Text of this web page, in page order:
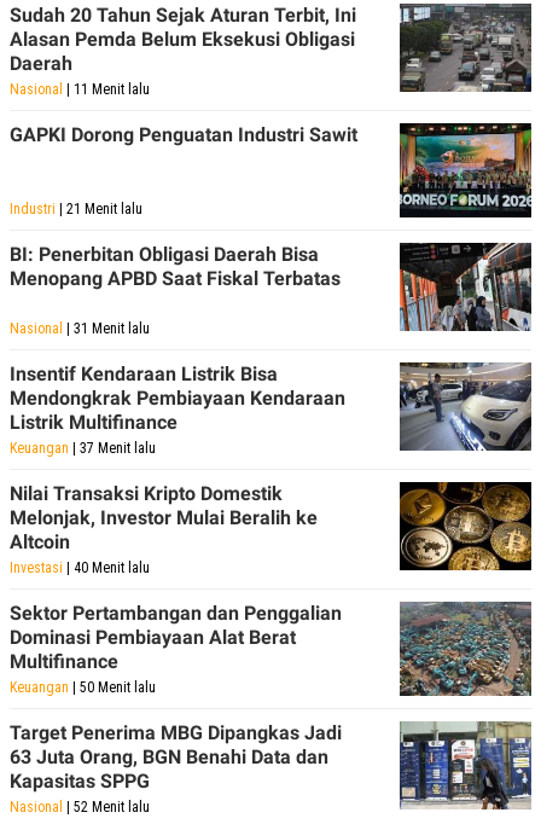
Sudah 20 Tahun Sejak Aturan Terbit, Ini
Alasan Pemda Belum Eksekusi Obligasi
Daerah
Nasional | 11 Menit lalu
GAPKI Dorong Penguatan Industri Sawit
Industri | 21 Menit lalu
BI: Penerbitan Obligasi Daerah Bisa
Menopang APBD Saat Fiskal Terbatas
Nasional | 31 Menit lalu
Insentif Kendaraan Listrik Bisa
Mendongkrak Pembiayaan Kendaraan
Listrik Multifinance
Keuangan | 37 Menit lalu
Nilai Transaksi Kripto Domestik
Melonjak, Investor Mulai Beralih ke
Altcoin
Investasi | 40 Menit lalu
Sektor Pertambangan dan Penggalian
Dominasi Pembiayaan Alat Berat
Multifinance
Keuangan | 50 Menit lalu
Target Penerima MBG Dipangkas Jadi
63 Juta Orang, BGN Benahi Data dan
Kapasitas SPPG
Nasional | 52 Menit lalu